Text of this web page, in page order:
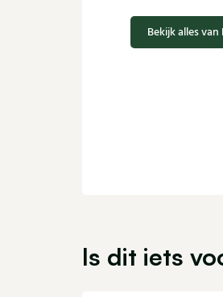
Bekijk alles
Is dit iets